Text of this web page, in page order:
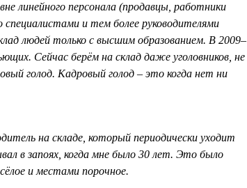
линейного персонала (продавцы, работники
и тем более руководителями
людей только с высшим образованием. В 2009–
Сейчас берём на склад даже уголовников, не
голод. Кадровый голод – это когда нет ни
на складе, который периодически уходит
в запоях, когда мне было 30 лет. Это было
и местами порочное.